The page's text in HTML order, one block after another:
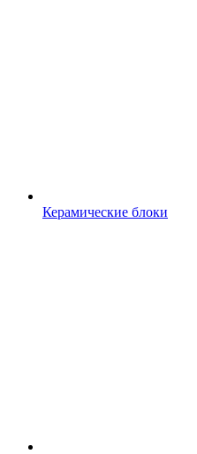
Керамические блоки